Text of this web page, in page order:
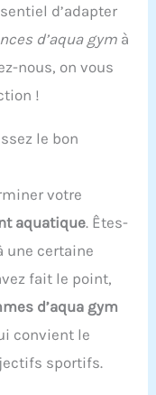
d’adapter
d’aqua gym à
nous, on vous
!
le bon
votre
aquatique. Êtes-
une certaine
fait le point,
d’aqua gym
convient le
sportifs.